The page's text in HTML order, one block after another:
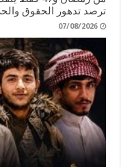
ترصد تدهور الحقوق
07/08/2026